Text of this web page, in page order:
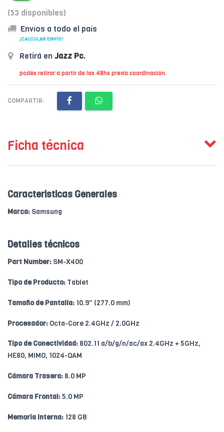
(53 disponibles)
Envíos a todo el país
¡CALCULAR ENVÍO!
Retirá en Jazz Pc.
podés retirar a partir de las 48hs previa coordinación.
COMPARTIR:
Ficha técnica
Caracteristicas Generales
Marca: Samsung
Detalles técnicos
Part Number: SM-X400
Tipo de Producto: Tablet
Tamaño de Pantalla: 10.9" (277.0 mm)
Procesador: Octa-Core 2.4GHz / 2.0GHz
Tipo de Conectividad: 802.11 a/b/g/n/ac/ax 2.4GHz + 5GHz,
HE80, MIMO, 1024-QAM
Cámara Trasera: 8.0 MP
Cámara Frontal:5.0 MP
Memoria Interna: 128 GB